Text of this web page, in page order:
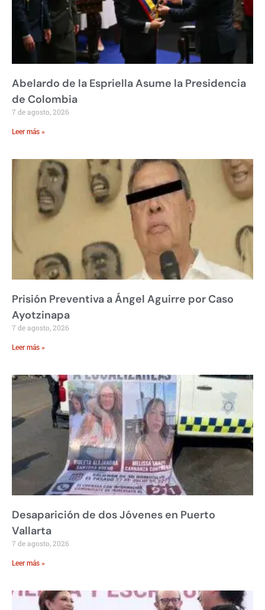
Abelardo de la Espriella Asume la Presidencia
de Colombia
7 de agosto, 2026
Leer más »
Prisión Preventiva a Ángel Aguirre por Caso
Ayotzinapa
7 de agosto, 2026
Leer más »
Desaparición de dos Jóvenes en Puerto
Vallarta
7 de agosto, 2026
Leer más »